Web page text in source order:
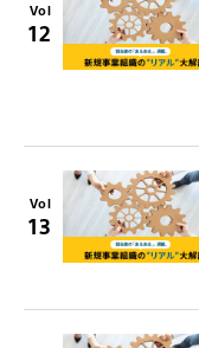
Vol
12
Vol
13